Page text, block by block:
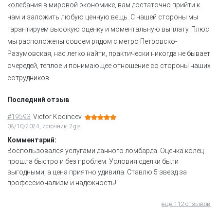
колебания в мировой экономике, вам достаточно прийти к
нам и заложить любую ценную вещь. С нашей стороны мы
гарантируем высокую оценку и моментальную выплату. Плюс
мы расположены совсем рядом с метро Петровско-
Разумовская, нас легко найти, практически никогда не бывает
очередей, теплое и понимающее отношение со стороны наших
сотрудников.
Последний отзыв
#19593 Victor Kodincev
08/10/2024, источник: 2gis
Комментарий:
Воспользовался услугами данного ломбарда. Оценка колец
прошла быстро и без проблем. Условия сделки были
выгодными, а цена приятно удивила. Ставлю 5 звезд за
профессионализм и надежность!
еще 112 отзывов